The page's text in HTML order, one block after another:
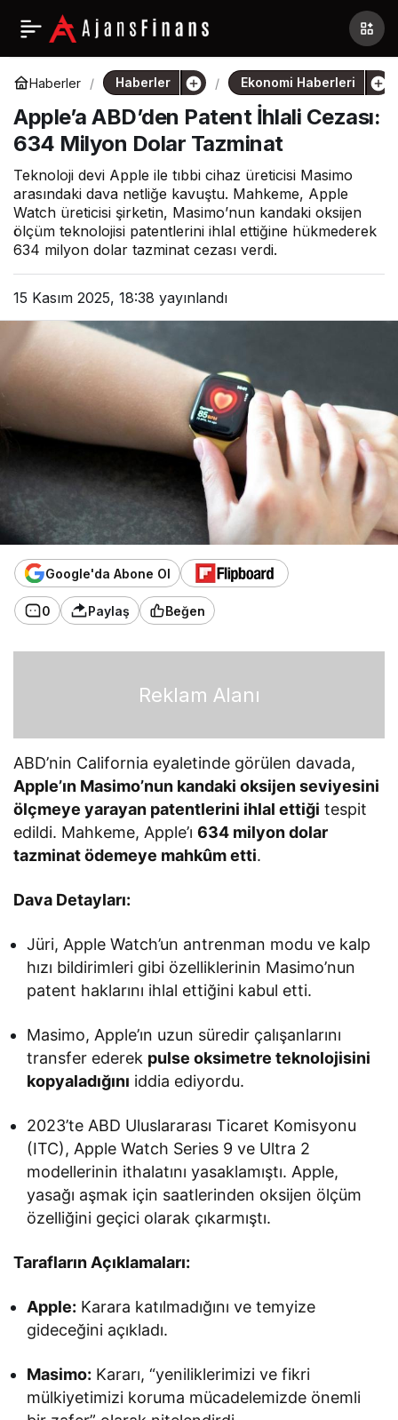
Haberler Haberler Ekonomi Haberleri
Apple’a ABD’den Patent İhlali Cezası:
634 Milyon Dolar Tazminat
Teknoloji devi Apple ile tıbbi cihaz üreticisi Masimo
arasındaki dava netliğe kavuştu. Mahkeme, Apple
Watch üreticisi şirketin, Masimo’nun kandaki oksijen
ölçüm teknolojisi patentlerini ihlal ettiğine hükmederek
634 milyon dolar tazminat cezası verdi.
15 Kasım 2025, 18:38 yayınlandı
Google'da Abone Ol
0 Paylaş Beğen
Reklam Alanı
ABD’nin California eyaletinde görülen davada,
Apple’ın Masimo’nun kandaki oksijen seviyesini
ölçmeye yarayan patentlerini ihlal ettiği tespit
edildi. Mahkeme, Apple’ı634 milyon dolar
tazminat ödemeye mahkûm etti.
Dava Detayları:
Jüri, Apple Watch’un antrenman modu ve kalp
hızı bildirimleri gibi özelliklerinin Masimo’nun
patent haklarını ihlal ettiğini kabul etti.
Masimo, Apple’ın uzun süredir çalışanlarını
transfer ederek pulse oksimetre teknolojisini
kopyaladığını iddia ediyordu.
2023’te ABD Uluslararası Ticaret Komisyonu
(ITC), Apple Watch Series 9 ve Ultra 2
modellerinin ithalatını yasaklamıştı. Apple,
yasağı aşmak için saatlerinden oksijen ölçüm
özelliğini geçici olarak çıkarmıştı.
Tarafların Açıklamaları:
Apple: Karara katılmadığını ve temyize
gideceğini açıkladı.
Masimo: Kararı, “yeniliklerimizi ve fikri
mülkiyetimizi koruma mücadelemizde önemli